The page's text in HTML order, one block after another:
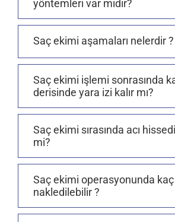
yöntemleri var mıdır?
Saç ekimi aşamaları nelerdir ?
Saç ekimi işlemi sonrasında
derisinde yara izi kalır mı?
Saç ekimi sırasında acı
mi?
Saç ekimi operasyonunda
nakledilebilir ?